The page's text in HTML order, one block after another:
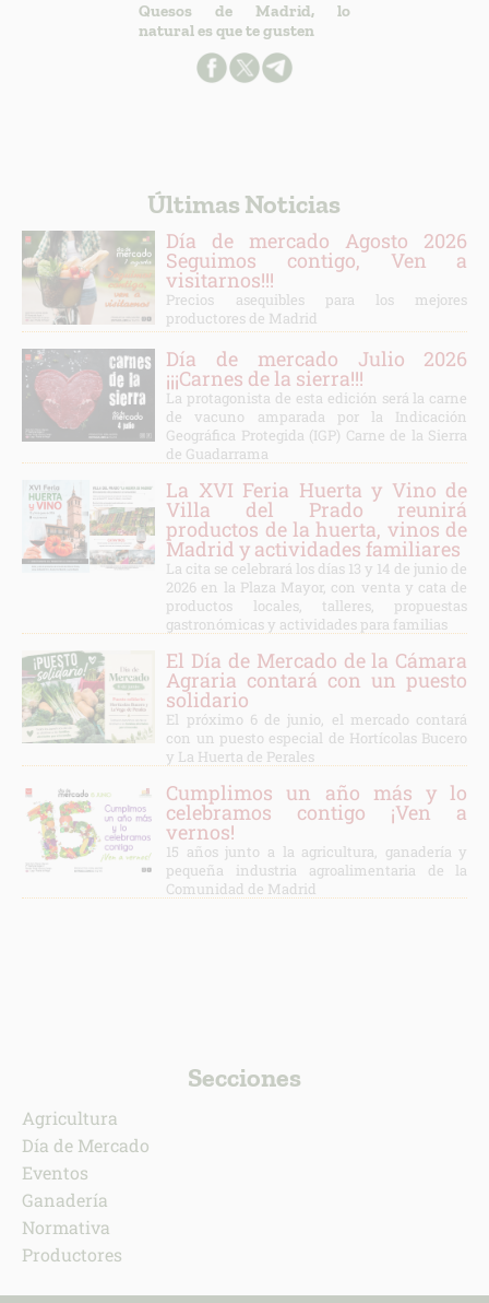
Quesos de Madrid, lo
natural es que te gusten
Últimas Noticias
Día de mercado Agosto 2026
Seguimos contigo, Ven a
visitarnos!!!
Precios asequibles para los mejores
productores de Madrid
Día de mercado Julio 2026
¡¡¡Carnes de la sierra!!!
La protagonista de esta edición será la carne
de vacuno amparada por la Indicación
Geográfica Protegida (IGP) Carne de la Sierra
de Guadarrama
La XVI Feria Huerta y Vino de
Villa del Prado reunirá
productos de la huerta, vinos de
Madrid y actividades familiares
La cita se celebrará los días 13 y 14 de junio de
2026 en la Plaza Mayor, con venta y cata de
productos locales, talleres, propuestas
gastronómicas y actividades para familias
El Día de Mercado de la Cámara
Agraria contará con un puesto
solidario
El próximo 6 de junio, el mercado contará
con un puesto especial de Hortícolas Bucero
y La Huerta de Perales
Cumplimos un año más y lo
celebramos contigo ¡Ven a
vernos!
15 años junto a la agricultura, ganadería y
pequeña industria agroalimentaria de la
Comunidad de Madrid
Secciones
Agricultura
Día de Mercado
Eventos
Ganadería
Normativa
Productores